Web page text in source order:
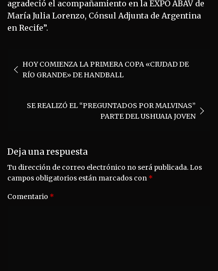
agradeció el acompañamiento en la EXPO ABAV de
María Julia Lorenzo, Cónsul Adjunta de Argentina
en Recife”.
de HOY COMIENZA LA PRIMERA COPA «CIUDAD DE
RÍO GRANDE» DE HANDBALL
SE REALIZÓ EL “PREGUNTADOS POR MALVINAS”
PARTE DEL USHUAIA JOVEN
Deja una respuesta
Tu dirección de correo electrónico no será publicada.Los
campos obligatorios están marcados con *
Comentario *